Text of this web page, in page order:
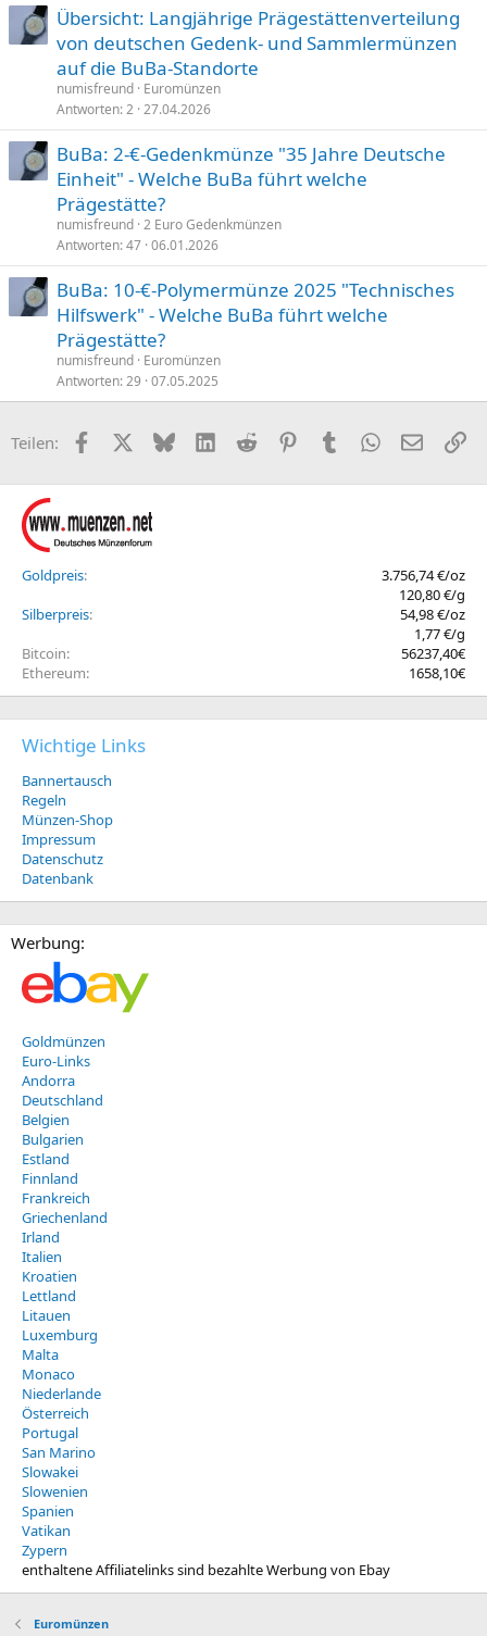
Übersicht: Langjährige Prägestättenverteilung
von deutschen Gedenk- und Sammlermünzen
auf die BuBa-Standorte
numisfreund Euromünzen
Antworten 2 27.04.2026
BuBa: 2-€-Gedenkmünze "35 Jahre Deutsche
Einheit" - Welche BuBa führt welche
Prägestätte?
numisfreund 2 Euro Gedenkmünzen
Antworten 47 06.01.2026
BuBa: 10-€-Polymermünze 2025 "Technisches
Hilfswerk" - Welche BuBa führt welche
Prägestätte?
numisfreund Euromünzen
Antworten 29 07.05.2025
Teilen: FacebookX (Twitter)
BlueskyLinkedIn
Reddit PinterestTumblr WhatsApp
E-Mail
Goldpreis
3.756,74 €/oz
120,80 €/g
Silberpreis
54,98 €/oz
1,77 €/g
Bitcoin
56237,40€
Ethereum
1658,10€
Wichtige Links
Bannertausch
Regeln
Münzen-Shop
Impressum
Datenschutz
Datenbank
Werbung:
Goldmünzen
Euro-Links
Andorra
Deutschland
Belgien
Bulgarien
Estland
Finnland
Frankreich
Griechenland
Irland
Italien
Kroatien
Lettland
Litauen
Luxemburg
Malta
Monaco
Niederlande
Österreich
Portugal
San Marino
Slowakei
Slowenien
Spanien
Vatikan
Zypern
enthaltene Affiliatelinks sind bezahlte Werbung von Ebay
Euromünzen